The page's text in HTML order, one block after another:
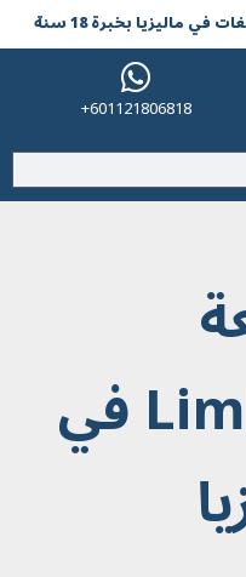
مالیزیا بخبرة 18 سنة
601121806818+
Limkokwing في